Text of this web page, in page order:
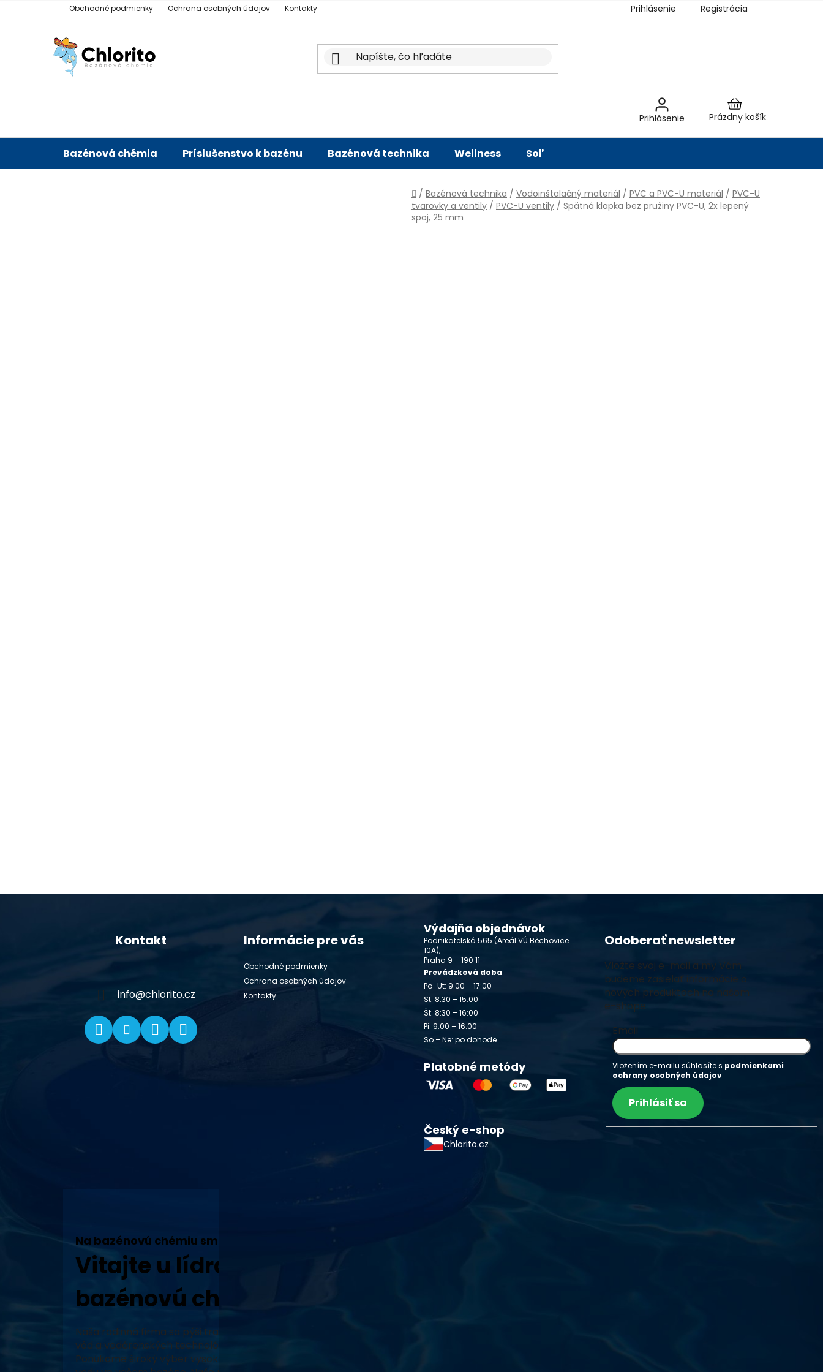
Obchodné podmienky Ochrana osobných údajov Kontakty Prihlásenie Registrácia
Prihlásenie
Nákupný
Prázdny košík
Bazénová chémia Príslušenstvo k bazénu Bazénová technika Wellness Soľ
Domov
/ Bazénová technika / Vodoinštalačný materiál / PVC a PVC-U materiál / PVC-U
tvarovky a ventily / PVC-U ventily / Spätná klapka bez pružiny PVC-U, 2x lepený
spoj, 25 mm
Kontakt
info@chlorito.cz
Informácie pre vás
Obchodné podmienky
Ochrana osobných údajov
Kontakty
Výdajňa objednávok
Podnikatelská 565 (Areál VÚ Běchovice
10A),
Praha 9 – 190 11
Prevádzková doba
Po–Ut: 9:00 – 17:00
St: 8:30 – 15:00
Št: 8:30 – 16:00
Pi: 9:00 – 16:00
So – Ne: po dohode
Platobné metódy
Český e-shop
Chlorito.cz
Odoberať newsletter
Vložte svoj e-mail a my Vám
budeme zasielať informácie o
nových produktoch na našom
e-shope.
Email
Vložením e-mailu súhlasíte s podmienkami
ochrany osobných údajov
Prihlásiť sa
Na bazénovú chémiu sme tu my!
Vitajte u lídra v starostlivosti o vodu a
bazénovú chémiu!
Naša rodinná firma sa pýši tradíciou, vysokoškolským vzdelaním v oblasti čistiarní odpadových
vôd a vodárenských technológií a neustálym zdokonaľovaním v oblasti starostlivosti o vodu.
Ponúkame široký výber vysoko kvalitných prípravkov vlastnej výroby pre čistú a bezpečnú